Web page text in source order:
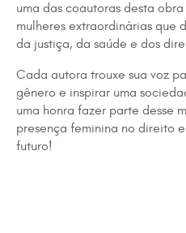
uma das coautoras desta
mulheres extraordinárias que
da justiça, da saúde e dos
Cada autora trouxe sua voz
gênero e inspirar uma
uma honra fazer parte desse
presença feminina no direito
futuro!